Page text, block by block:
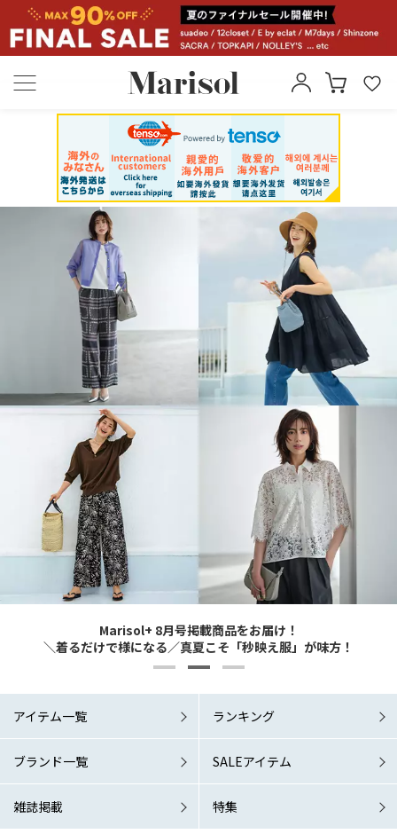
6/1 Mon. RELEASE！
どんなシーンでも涼やか＆素敵に 夏の洗練ワードローブこそマスト！
Marisol+ 9・10月号掲載商品をお届け！
「涼しい秋服」が欲しい！
Marisol+ 8月号掲載商品をお届け！
＼着るだけで様になる／真夏こそ「秒映え服」が味方！
6/1 Mon. RELEASE！
どんなシーンでも涼やか＆素敵に 夏の洗練ワードローブこそマスト！
Marisol+ 9・10月号掲載商品をお届け！
「涼しい秋服」が欲しい！
アイテム一覧 ランキング
ブランド一覧 SALEアイテム
雑誌掲載 特集